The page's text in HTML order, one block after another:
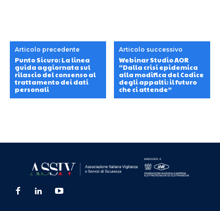
Articolo precedente
Punto Sicuro: La linea
guida aggiornata sul
rilascio del consenso al
trattamento dei dati
personali
Articolo successivo
Webinar Studio AOR
“Dalla crisi epidemica
alla modifica del Codice
degli appalti: il futuro
che ci attende”